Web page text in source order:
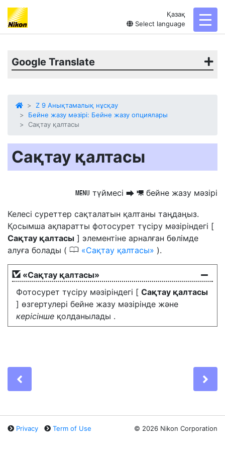
Қазақ
Select language
Google Translate
Z 9 Анықтамалық нұсқау
Бейне жазу мәзірі: Бейне жазу опциялары
Сақтау қалтасы
Сақтау қалтасы
G түймесі U 1 бейне жазу мәзірі
Келесі суреттер сақталатын қалтаны таңдаңыз.
Қосымша ақпаратты фотосурет түсіру мәзіріндегі [
Сақтау қалтасы ] элементіне арналған бөлімде
алуға болады ( 0 Сақтау қалтасы ).
«Сақтау қалтасы»
Фотосурет түсіру мәзіріндегі [ Сақтау қалтасы
] өзгертулері бейне жазу мәзірінде және
керісінше қолданылады .
Privacy Term of Use © 2026 Nikon Corporation